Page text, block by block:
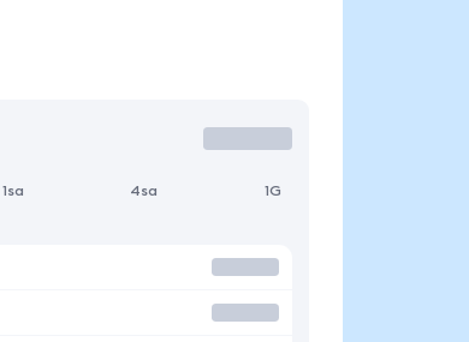
1sa 4sa 1G